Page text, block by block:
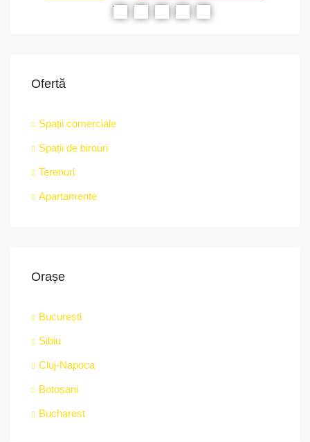
PROPRIETATEA A FOST ÎNCHIRIATĂ
Ofertă
Spații comerciale
Spații de birouri
Terenuri
Apartamente
Orașe
București
Sibiu
Cluj-Napoca
Botoșani
Bucharest